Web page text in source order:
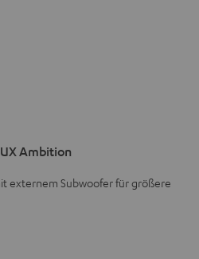
Ambition
externem Subwoofer für größere